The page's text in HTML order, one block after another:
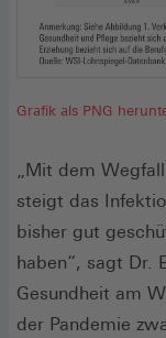
Grafik als PNG
„Mit dem
steigt das
bisher gut
haben“, sagt Dr.
Gesundheit am
der Pandemie